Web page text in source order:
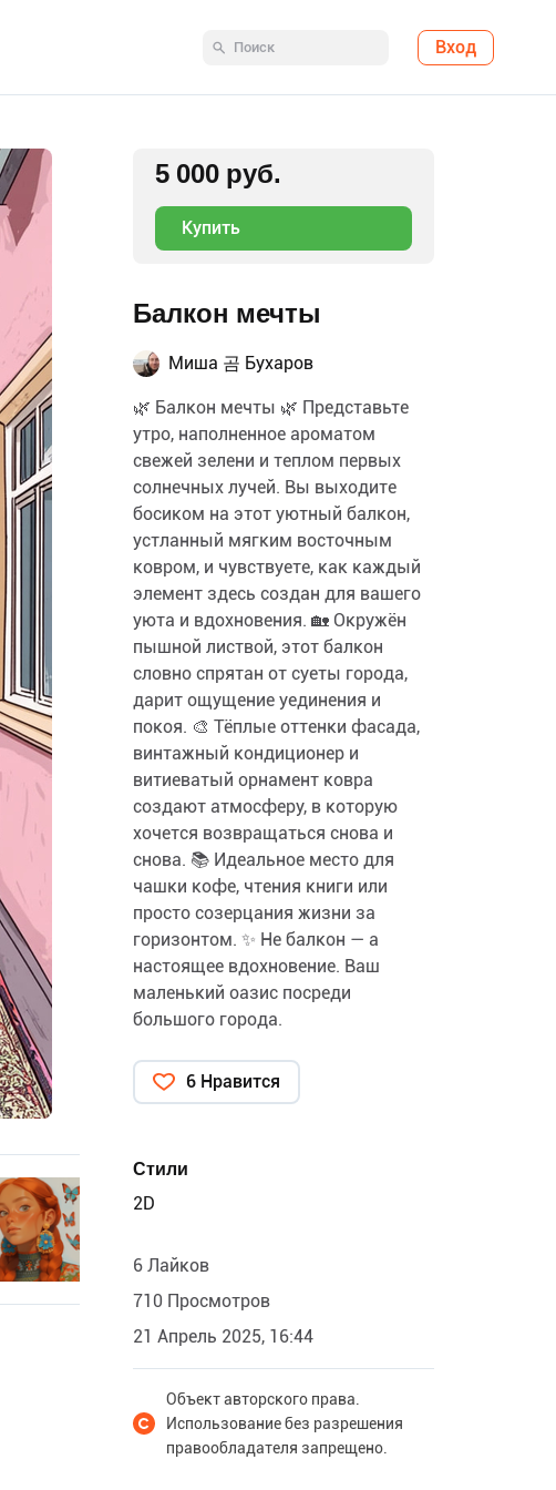
Вход
5 000 руб.
Купить
Балкон мечты
Миша 곰 Бухаров
🌿 Балкон мечты 🌿 Представьте
утро, наполненное ароматом
свежей зелени и теплом первых
солнечных лучей. Вы выходите
босиком на этот уютный балкон,
устланный мягким восточным
ковром, и чувствуете, как каждый
элемент здесь создан для вашего
уюта и вдохновения. 🏡 Окружён
пышной листвой, этот балкон
словно спрятан от суеты города,
дарит ощущение уединения и
покоя. 🎨 Тёплые оттенки фасада,
винтажный кондиционер и
витиеватый орнамент ковра
создают атмосферу, в которую
хочется возвращаться снова и
снова. 📚 Идеальное место для
чашки кофе, чтения книги или
просто созерцания жизни за
горизонтом. ✨ Не балкон — а
настоящее вдохновение. Ваш
маленький оазис посреди
большого города.
6 Нравится
Стили
2D
6 Лайков
710 Просмотров
21 Апрель 2025, 16:44
Объект авторского права.
Использование без разрешения
правообладателя запрещено.